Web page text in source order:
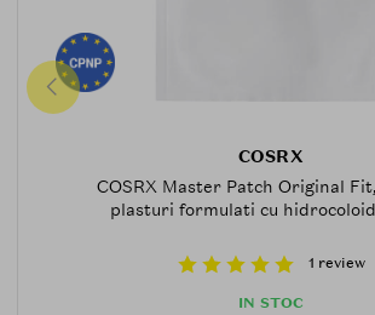
COSRX
COSRX Master Patch Original
plasturi formulati cu
1 review
IN STOC